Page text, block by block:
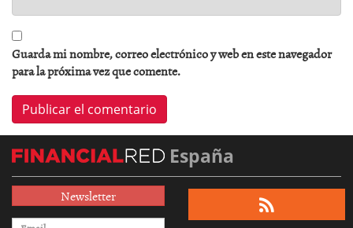
Guarda mi nombre, correo electrónico y web en este navegador
para la próxima vez que comente.
España
Newsletter